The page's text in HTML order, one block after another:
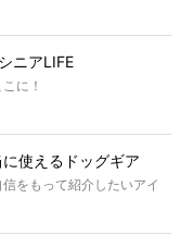
ニアLIFE
に！
に使えるドッグギア
をもって紹介したいアイ